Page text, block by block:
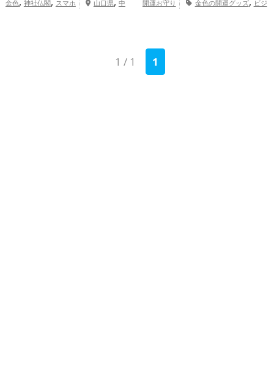
金色 神社仏閣 スマホ 山口県 中
開運お守り 金色の開運グッズ
ビジ
国地方
1 / 1 1